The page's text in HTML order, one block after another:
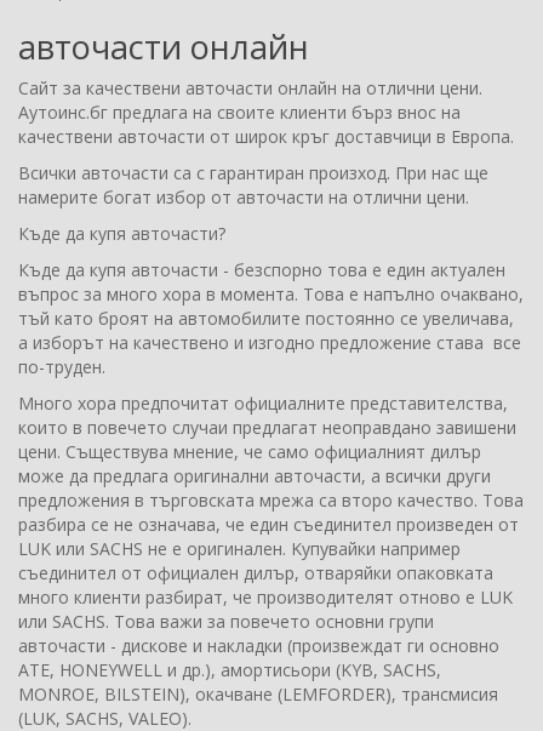
авточасти онлайн
Сайт за качествени авточасти онлайн на отлични цени.
Аутоинс.бг предлага на своите клиенти бърз внос на
качествени авточасти от широк кръг доставчици в Европа.
Всички авточасти са с гарантиран произход. При нас ще
намерите богат избор от авточасти на отлични цени.
Къде да купя авточасти?
Къде да купя авточасти - безспорно това е един актуален
въпрос за много хора в момента. Това е напълно очаквано,
тъй като броят на автомобилите постоянно се увеличава,
а изборът на качествено и изгодно предложение става все
по-труден.
Много хора предпочитат официалните представителства,
които в повечето случаи предлагат неоправдано завишени
цени. Съществува мнение, че само официалният дилър
може да предлага оригинални авточасти, а всички други
предложения в търговската мрежа са второ качество. Това
разбира се не означава, че един съединител произведен от
LUK или SACHS не е оригинален. Kупувайки например
съединител от официален дилър, отваряйки опаковката
много клиенти разбират, че производителят отново е LUK
или SACHS. Това важи за повечето основни групи
авточасти - дискове и накладки (произвеждат ги основно
ATE, HONEYWELL и др.), амортисьори (KYB, SACHS,
MONROE, BILSTEIN), окачване (LEMFORDER), трансмисия
(LUK, SACHS, VALEO).